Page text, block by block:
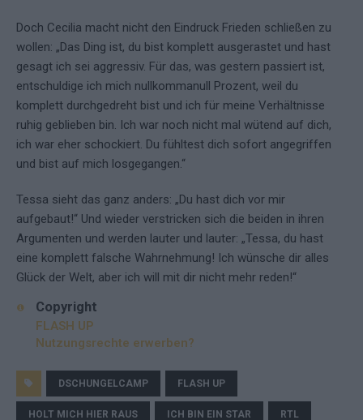
Doch Cecilia macht nicht den Eindruck Frieden schließen zu
wollen: „Das Ding ist, du bist komplett ausgerastet und hast
gesagt ich sei aggressiv. Für das, was gestern passiert ist,
entschuldige ich mich nullkommanull Prozent, weil du
komplett durchgedreht bist und ich für meine Verhältnisse
ruhig geblieben bin. Ich war noch nicht mal wütend auf dich,
ich war eher schockiert. Du fühltest dich sofort angegriffen
und bist auf mich losgegangen.“
Tessa sieht das ganz anders: „Du hast dich vor mir
aufgebaut!“ Und wieder verstricken sich die beiden in ihren
Argumenten und werden lauter und lauter: „Tessa, du hast
eine komplett falsche Wahrnehmung! Ich wünsche dir alles
Glück der Welt, aber ich will mit dir nicht mehr reden!“
Copyright
FLASH UP
Nutzungsrechte erwerben?
DSCHUNGELCAMP FLASH UP
HOLT MICH HIER RAUS ICH BIN EIN STAR RTL